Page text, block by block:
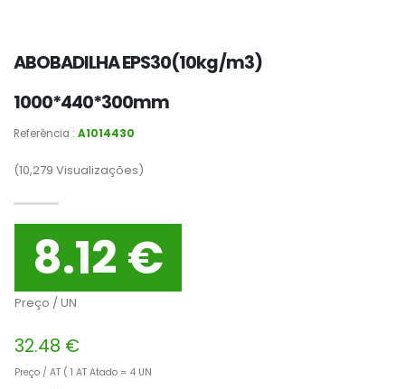
ABOBADILHA EPS30(10kg/m3)
1000*440*300mm
Referência : A1014430
(10,279 Visualizações)
8.12 €
Preço / UN
32.48 €
Preço / AT ( 1 AT Atado = 4 UN